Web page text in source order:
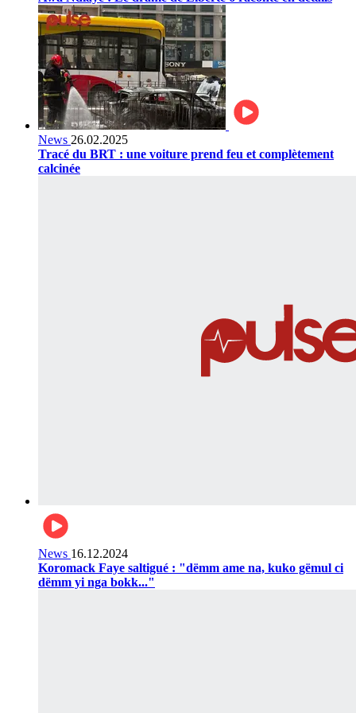
News 26.02.2025
Tracé du BRT : une voiture prend feu et complètement
calcinée
News 16.12.2024
Koromack Faye saltigué : "dëmm ame na, kuko gëmul ci
dëmm yi nga bokk..."